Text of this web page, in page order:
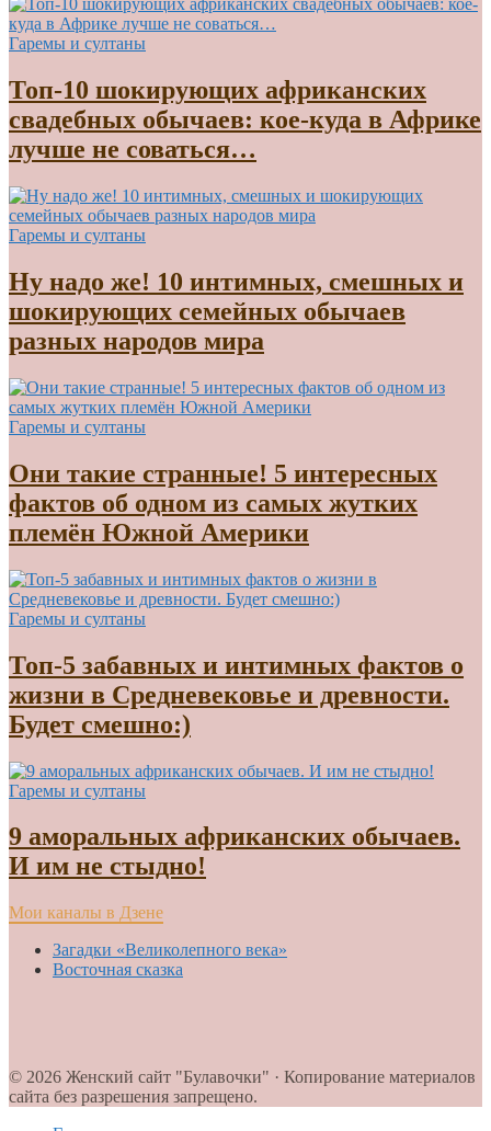
Гаремы и султаны
Топ-10 шокирующих африканских
свадебных обычаев: кое-куда в Африке
лучше не соваться…
Гаремы и султаны
Ну надо же! 10 интимных, смешных и
шокирующих семейных обычаев
разных народов мира
Гаремы и султаны
Они такие странные! 5 интересных
фактов об одном из самых жутких
племён Южной Америки
Гаремы и султаны
Топ-5 забавных и интимных фактов о
жизни в Средневековье и древности.
Будет смешно:)
Гаремы и султаны
9 аморальных африканских обычаев.
И им не стыдно!
Мои каналы в Дзене
Загадки «Великолепного века»
Восточная сказка
© 2026 Женский сайт "Булавочки" · Копирование материалов
сайта без разрешения запрещено.